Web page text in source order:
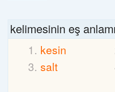
kelimesinin eş anlamı
kesin
salt